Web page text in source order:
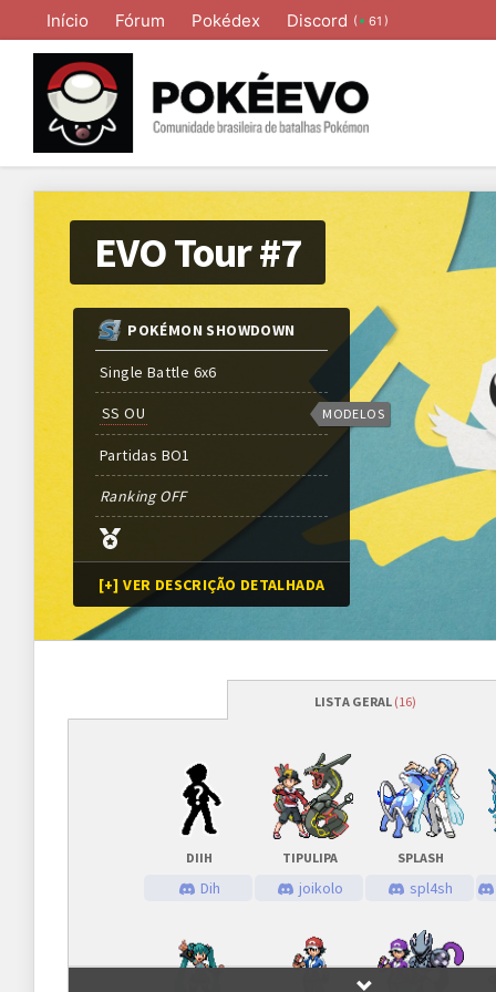
Início Fórum Pokédex Discord ( 61 )
EVO Tour #7
POKÉMON SHOWDOWN
Single Battle 6x6
SS OU
Partidas BO1
Ranking OFF
[+] VER DESCRIÇÃO DETALHADA
MODELOS
Programação
Abertura das inscrições 13/06/2020
Sorteio das chaves 13/06/2020
Inscrições
LISTA GERAL (16)
DIIH
Dih
TIPULIPA
joikolo
SPLASH
spl4sh